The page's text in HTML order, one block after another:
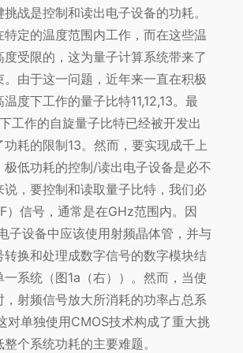
战是控制和读出电子设备的功耗。
定的温度范围内工作，而在这些温
度受限的，这为量子计算系统带来了
。由于这一问题，近年来一直在积极
度下工作的量子比特11,12,13。最
工作的自旋量子比特已经被开发出
耗的限制13。然而，要实现成千上
极低功耗的控制/读出电子设备是必不
说，要控制和读取量子比特，我们必
）信号，通常是在GHz范围内。因
子设备中应该使用射频晶体管，并与
转换和处理成数字信号的数字模块结
系统（图1a（右））。然而，当使
，射频信号放大所消耗的功率占总系
对单独使用CMOS技术构成了重大挑
个系统功耗的主要难题。